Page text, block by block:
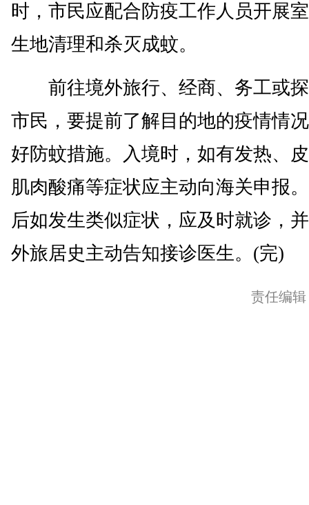
时，市民应配合防疫工作人员开展
生地清理和杀灭成蚊。
前往境外旅行、经商、务工或
市民，要提前了解目的地的疫情情
好防蚊措施。入境时，如有发热、
肌肉酸痛等症状应主动向海关申报
后如发生类似症状，应及时就诊，
外旅居史主动告知接诊医生。(完)
责任编